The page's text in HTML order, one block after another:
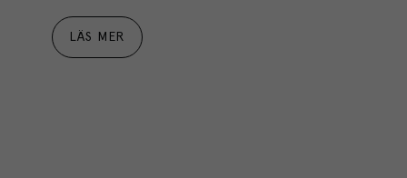
LÄS MER